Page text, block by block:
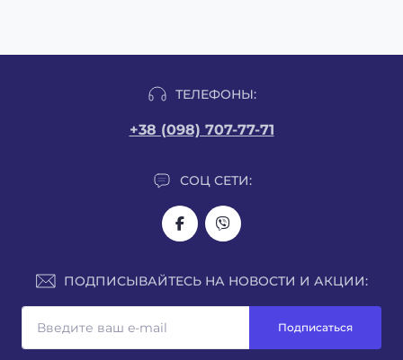
ТЕЛЕФОНЫ:
+38 (098) 707-77-71
СОЦ СЕТИ:
ПОДПИСЫВАЙТЕСЬ НА НОВОСТИ И АКЦИИ:
Подписаться